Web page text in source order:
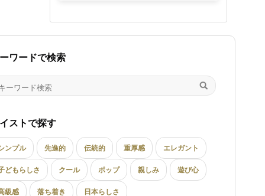
ワードで検索
ストで探す
ンプル 先進的 伝統的 重厚感 エレガント
どもらしさ クール ポップ 親しみ 遊び心
級感 落ち着き 日本らしさ